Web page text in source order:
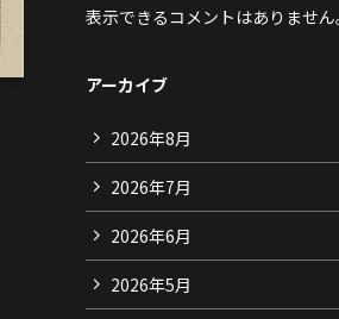
表示できるコメントはありません
アーカイブ
2026年8月
2026年7月
2026年6月
2026年5月